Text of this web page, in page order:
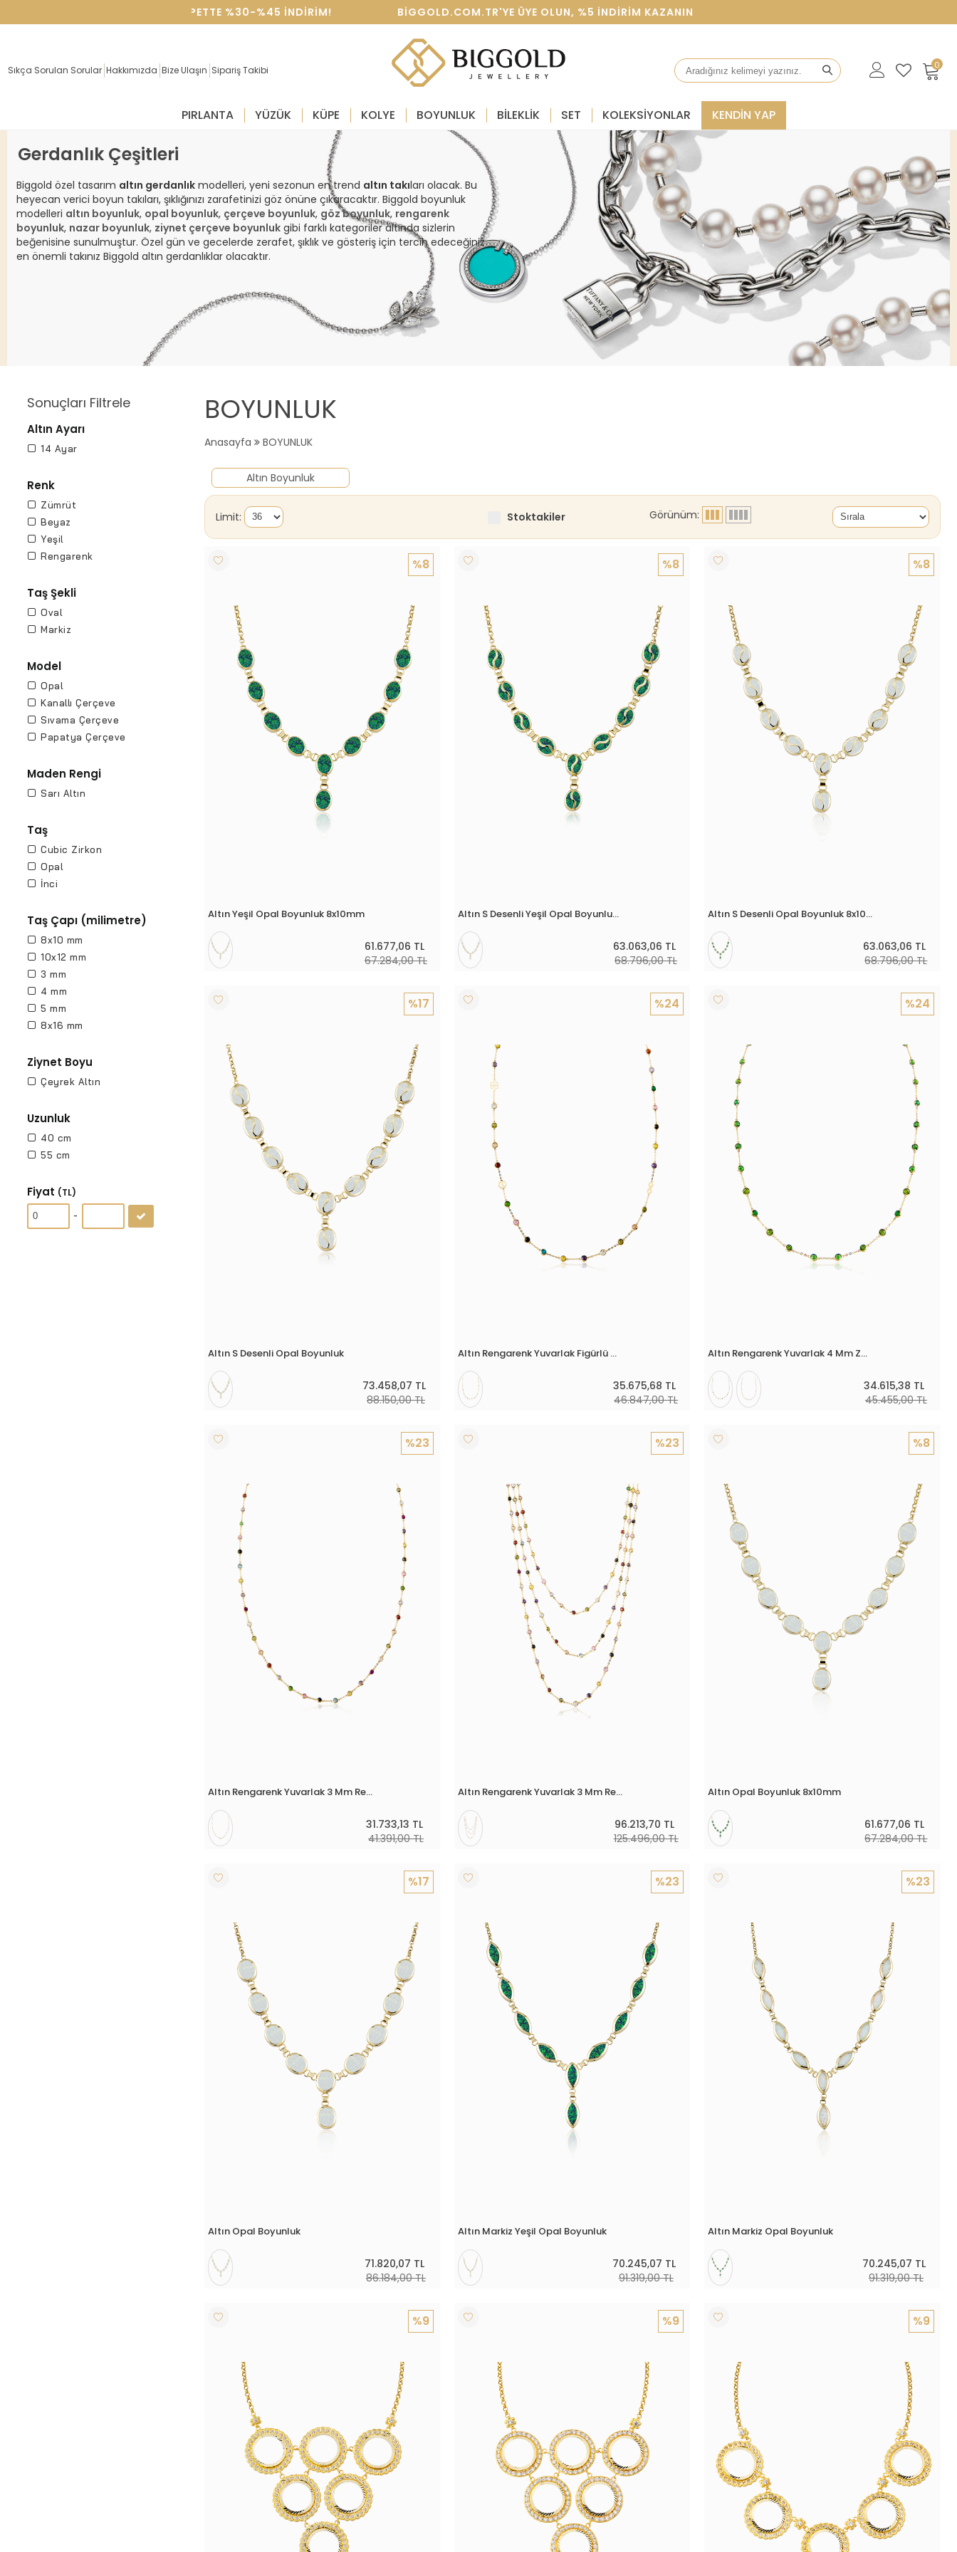
GÜNÜNE ÖZEL SEPETTE %30-%45 INDIRIM! BIGGOLD.COM.TR'YE ÜYE OLUN, %5 INDIRIM KAZANIN
Sıkça Sorulan Sorular Hakkımızda Bize Ulaşın Sipariş Takibi 0
PIRLANTA YÜZÜK KÜPE KOLYE BOYUNLUK BİLEKLİK SET KOLEKSIYONLAR KENDİN YAP
Gerdanlık Çeşitleri
Biggold özel tasarım altın gerdanlık modelleri, yeni sezonun en trend altın takıları olacak. Bu
heyecan verici boyun takıları, şıklığınızı zarafetinizi göz önüne çıkaracaktır. Biggold boyunluk
modelleri altın boyunluk, opal boyunluk, çerçeve boyunluk, göz boyunluk, rengarenk
boyunluk, nazar boyunluk, ziynet çerçeve boyunluk gibi farklı kategoriler altında sizlerin
beğenisine sunulmuştur. Özel gün ve gecelerde zerafet, şıklık ve gösteriş için tercih edeceğiniz
en önemli takınız Biggold altın gerdanlıklar olacaktır.
Sonuçları Filtrele
Altın Ayarı
14 Ayar
Renk
Zümrüt
Beyaz
Yeşil
Rengarenk
Taş Şekli
Oval
Markiz
Model
Opal
Kanallı Çerçeve
Sıvama Çerçeve
Papatya Çerçeve
Maden Rengi
Sarı Altın
Taş
Cubic Zirkon
Opal
İnci
Taş Çapı (milimetre)
8x10 mm
10x12 mm
3 mm
4 mm
5 mm
8x16 mm
Ziynet Boyu
Çeyrek Altın
Uzunluk
40 cm
55 cm
Fiyat (TL)
-
BOYUNLUK
Anasayfa BOYUNLUK
Altın Boyunluk
Limit: Stoktakiler Görünüm:
Altın Yeşil Opal Boyunluk 8x10mm
61.677,06 TL
67.284,00 TL
%8
Altın S Desenli Yeşil Opal Boyunluk 8x10 Mm
63.063,06 TL
68.796,00 TL
%8
Altın S Desenli Opal Boyunluk 8x10 Mm
63.063,06 TL
68.796,00 TL
%8
Altın S Desenli Opal Boyunluk
73.458,07 TL
88.150,00 TL
%17
Altın Rengarenk Yuvarlak Figürlü 4 Mm Renkli Taşlı Boyunluk
35.675,68 TL
46.847,00 TL
%24
Altın Rengarenk Yuvarlak 4 Mm Zümrüt Renk Taşlı Boyunluk
34.615,38 TL
45.455,00 TL
%24
Altın Rengarenk Yuvarlak 3 Mm Renkli Taşlı Boyunluk
31.733,13 TL
41.391,00 TL
%23
Altın Rengarenk Yuvarlak 3 Mm Renkli Taşlı 3'lü Boyunluk
96.213,70 TL
125.496,00 TL
%23
Altın Opal Boyunluk 8x10mm
61.677,06 TL
67.284,00 TL
%8
Altın Opal Boyunluk
71.820,07 TL
86.184,00 TL
%17
Altın Markiz Yeşil Opal Boyunluk
70.245,07 TL
91.319,00 TL
%23
Altın Markiz Opal Boyunluk
70.245,07 TL
91.319,00 TL
%23
%9 %9 %9